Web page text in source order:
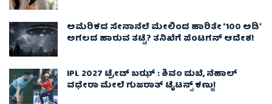
ಅಮೆರಿಕದ ಸೇನಾನೆಲೆ ಮೇಲಿಂದ ಹಾರಿತೇ ‘100 ಅಡಿ’
ಅಗಲದ ಹಾರುವ ತಟ್ಟೆ? ತನಿಖೆಗೆ ಪೆಂಟಗನ್ ಆದೇಶ!
IPL 2027 ಟ್ರೇಡ್‌ ಬಝ್ : ಶಿವಂ ದುಬೆ, ನೆಹಾಲ್
ವಧೇರಾ ಮೇಲೆ ಗುಜರಾತ್ ಟೈಟನ್ಸ್ ಕಣ್ಣು!